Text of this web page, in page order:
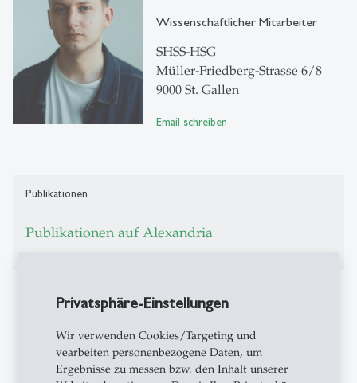
Privatsphäre-Einstellungen
Wir verwenden Cookies/Targeting und
vearbeiten personenbezogene Daten, um
Ergebnisse zu messen bzw. den Inhalt unserer
Wissenschaftlicher Mitarbeiter
SHSS-HSG
Müller-Friedberg-Strasse 6/8
9000 St. Gallen
Email schreiben
Publikationen
Publikationen auf Alexandria
Dissertation «Bedrohte Heimat, schöne Heimat.
Alpenbilder für und gegen drei Schweizer
Kraftwerkprojekte (1918–1958)»